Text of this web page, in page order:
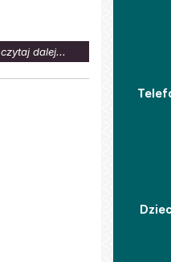
niepełnosprawnością
czytaj dalej...
temat:
Witamy!